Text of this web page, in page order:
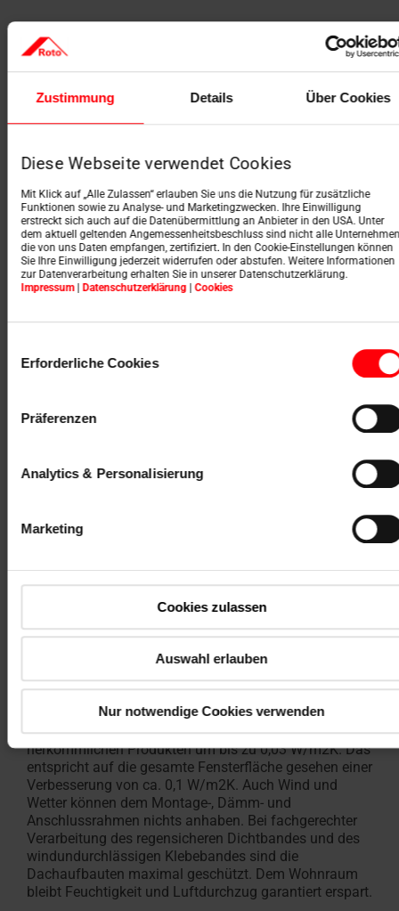
Zustimmung Details Über Cookies
Diese Webseite verwendet Cookies
Mit Klick auf „Alle Zulassen“ erlauben Sie uns die Nutzung für zusätzliche
Funktionen sowie zu Analyse- und Marketingzwecken. Ihre Einwilligung
erstreckt sich auch auf die Datenübermittlung an Anbieter in den USA. Unter
dem aktuell geltenden Angemessenheitsbeschluss sind nicht alle
die von uns Daten empfangen, zertifiziert. In den Cookie-Einstellungen können
Sie Ihre Einwilligung jederzeit widerrufen oder abstufen. Weitere Informationen
zur Datenverarbeitung erhalten Sie in unserer Datenschutzerklärung.
Impressum| Datenschutzerklärung| Cookies
Erforderliche Cookies
Präferenzen
Analytics & Personalisierung
Marketing
Cookies zulassen
Auswahl erlauben
Nur notwendige Cookies verwenden
Der beste Anschluss
für das Unterdach
Anschlussrahmen (MDA).
Ein Dachfenster ist nur so gut, wie es im Unterdach
eingebunden ist. Die Bestimmungen zur Planung und
Ausführung von Unterdächern waren für Roto bereits
2012 Anlass, einen Schritt weiter zu denken. Das
Ergebnis? Der beste Anschluss fürs Unterdach – der
montagefreundliche Produkte und hochwertigen sowie
Wohndachfenster stösst Roto jetzt in neue
Montage bei Wohndachfenstern garantiert. Die
Einbauzeit reduziert sich um bis zu 15 Minuten!
Polystyrol, kurz EPS (Wärmeleitfähigkeitsgruppe, kurz
Aufnahme der Lattung geeignet. Der Rahmen
verschmilzt förmlich mit dem Dach. Mögliche
Dachaufbauten: Konterlatte / Dachlatte 30/30 mm und
40/30 mm. Aber auch in Sachen Wärmedämmung ist
ein Montage-, Dämm- und Anschlussrahmen die
richtige Wahl: Durch die perfekte Dämmung des
Produktes entsteht eine wärmebrückenfreie
Die Einbau-PSI-Werte verbessern sich im Vergleich zu
herkömmlichen Produkten um bis zu 0,03 W/m2K. Das
entspricht auf die gesamte Fensterfläche gesehen einer
Verbesserung von ca. 0,1 W/m2K. Auch Wind und
Wetter können dem Montage-, Dämm- und
Anschlussrahmen nichts anhaben. Bei fachgerechter
Verarbeitung des regensicheren Dichtbandes und des
windundurchlässigen Klebebandes sind die
Dachaufbauten maximal geschützt. Dem Wohnraum
bleibt Feuchtigkeit und Luftdurchzug garantiert erspart.